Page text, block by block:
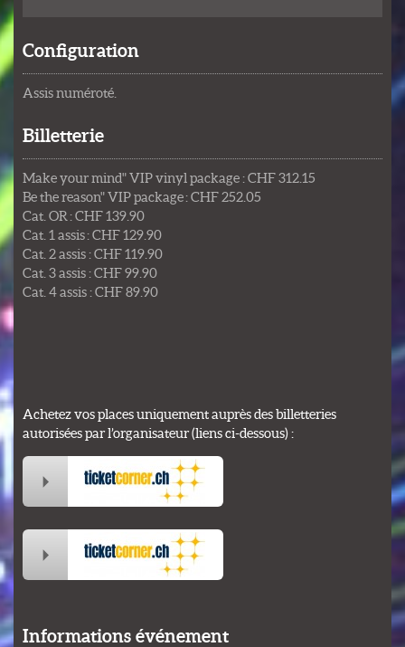
Configuration
Assis numéroté.
Billetterie
Make your mind" VIP vinyl package : CHF 312.15
Be the reason" VIP package : CHF 252.05
Cat. OR : CHF 139.90
Cat. 1 assis : CHF 129.90
Cat. 2 assis : CHF 119.90
Cat. 3 assis : CHF 99.90
Cat. 4 assis : CHF 89.90
Achetez vos places uniquement auprès des billetteries
autorisées par l’organisateur (liens ci-dessous) :
Informations événement